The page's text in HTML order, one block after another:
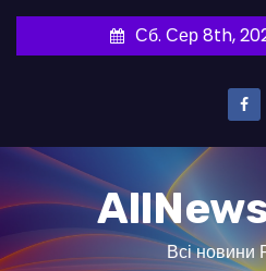
и
о
Сб. Сер 8th,
Всі новини